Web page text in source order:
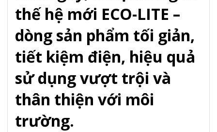
thế hệ mới ECO-LITE –
dòng sản phẩm tối giản,
tiết kiệm điện, hiệu quả
sử dụng vượt trội và
thân thiện với môi
trường.